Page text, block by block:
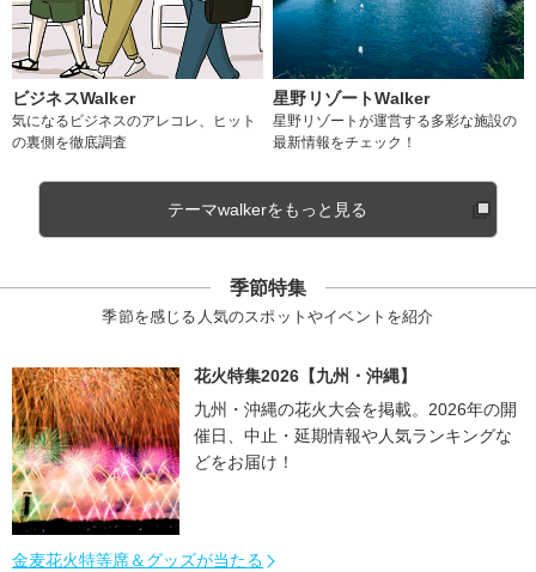
ビジネスWalker
気になるビジネスのアレコレ、ヒット
の裏側を徹底調査
星野リゾートWalker
星野リゾートが運営する多彩な施設の
最新情報をチェック！
テーマwalkerをもっと見る
季節特集
季節を感じる人気のスポットやイベントを紹介
花火特集2026【九州・沖縄】
九州・沖縄の花火大会を掲載。2026年の開
催日、中止・延期情報や人気ランキングな
どをお届け！
金麦花火特等席＆グッズが当たる